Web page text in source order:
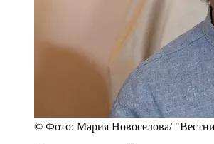
© Фото: Мария Новоселова/